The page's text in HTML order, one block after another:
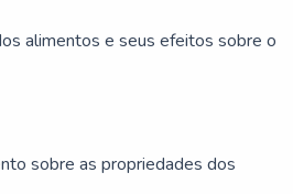
alimentos e seus efeitos sobre o
sobre as propriedades dos